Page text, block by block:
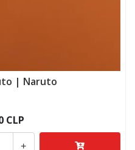
| Naruto
CLP
+